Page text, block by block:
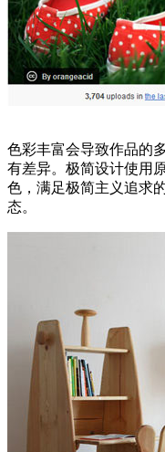
色彩丰富会导致作品的
有差异。极简设计使用
色，满足极简主义追求
态。